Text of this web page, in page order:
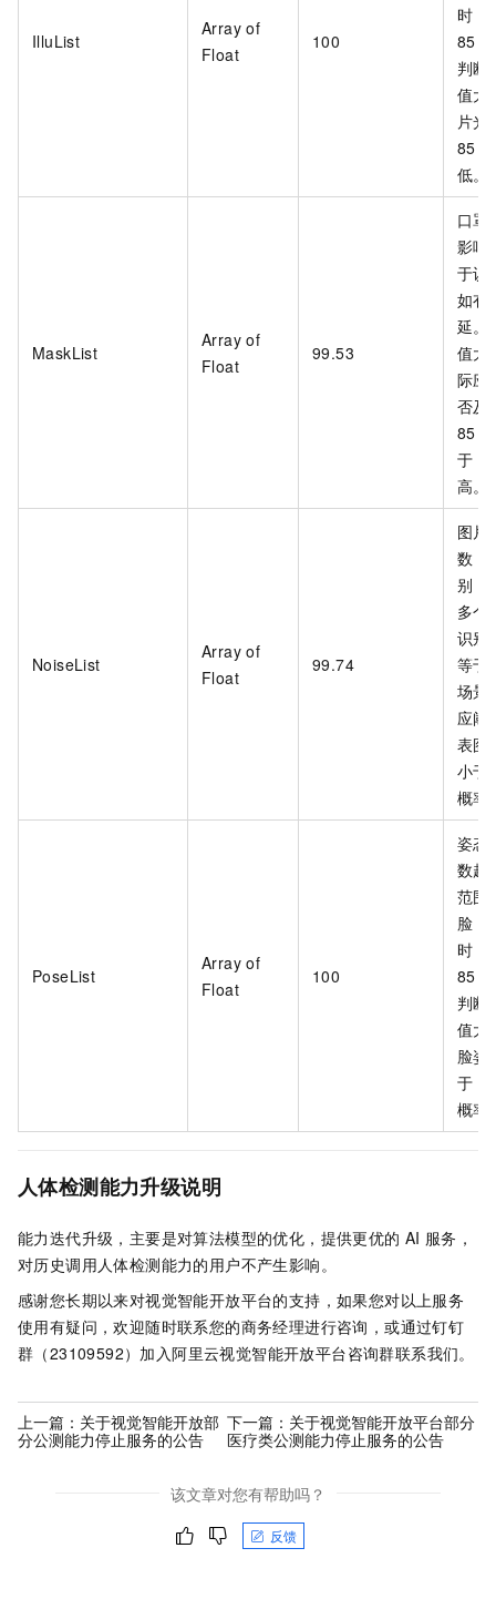
IlluList
Array of
Float
100
时，
85（
判断
值大
片光
85
低。
MaskList
Array of
Float
99.53
口罩
影响
于识
如有
延。
值大
际应
否及
85
于
高。
NoiseList
Array of
Float
99.74
图片
数，
别，
多个
识别
等于
场景
应阈
表图
小于
概率
PoseList
Array of
Float
100
姿态
数越
范围
脸，
时，
85（
判断
值大
脸姿
于
概率
人体检测能力升级说明
能力迭代升级，主要是对算法模型的优化，提供更优的 AI 服务，
对历史调用人体检测能力的用户不产生影响。
感谢您长期以来对视觉智能开放平台的支持，如果您对以上服务
使用有疑问，欢迎随时联系您的商务经理进行咨询，或通过钉钉
群（23109592）加入阿里云视觉智能开放平台咨询群联系我们。
上一篇： 关于视觉智能开放部
分公测能力停止服务的公告
下一篇： 关于视觉智能开放平台部分
医疗类公测能力停止服务的公告
该文章对您有帮助吗？
反馈